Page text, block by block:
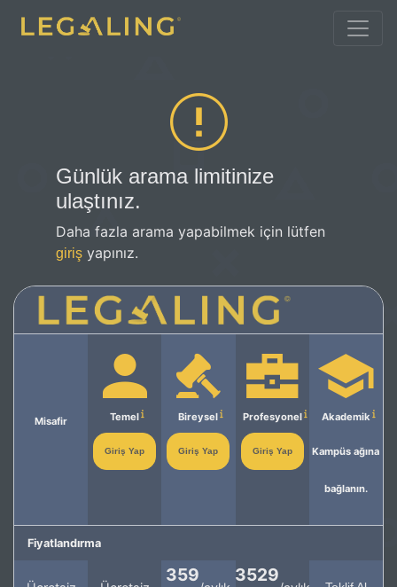
Günlük arama limitinize
ulaştınız.
Daha fazla arama yapabilmek için lütfen
giriş yapınız.
Misafir Temel
Giriş Yap
Bireysel
Giriş Yap
Profesyonel
Giriş Yap
Akademik
Kampüs ağına
bağlanın.
Fiyatlandırma
359
3529